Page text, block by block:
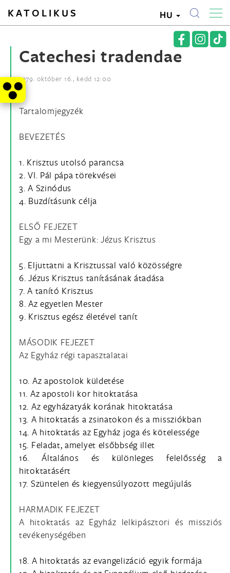
KATOLIKUS HU
Catechesi tradendae
1979. október 16., kedd 12:00
Tartalomjegyzék
BEVEZETÉS
1. Krisztus utolsó parancsa
2. VI. Pál pápa törekvései
3. A Szinódus
4. Buzdításunk célja
ELSŐ FEJEZET
Egy a mi Mesterünk: Jézus Krisztus
5. Eljuttatni a Krisztussal való közösségre
6. Jézus Krisztus tanításának átadása
7. A tanító Krisztus
8. Az egyetlen Mester
9. Krisztus egész életével tanít
MÁSODIK FEJEZET
Az Egyház régi tapasztalatai
10. Az apostolok küldetése
11. Az apostoli kor hitoktatása
12. Az egyházatyák korának hitoktatása
13. A hitoktatás a zsinatokon és a missziókban
14. A hitoktatás az Egyház joga és kötelessége
15. Feladat, amelyet elsőbbség illet
16. Általános és különleges felelősség a
hitoktatásért
17. Szüntelen és kiegyensúlyozott megújulás
HARMADIK FEJEZET
A hitoktatás az Egyház lelkipásztori és missziós
tevékenységében
18. A hitoktatás az evangelizáció egyik formája